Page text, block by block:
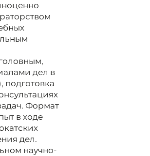
дел в
Формат
в ходе
дел.
научно-